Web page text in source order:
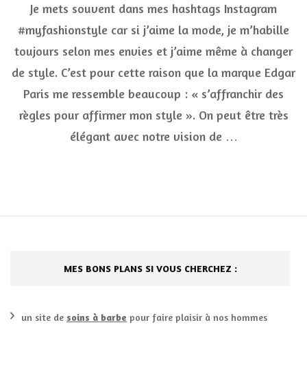
style
affirmé
en
points
Je mets souvent dans mes hashtags Instagram
#myfashionstyle car si j’aime la mode, je m’habille
toujours selon mes envies et j’aime même à changer
de style. C’est pour cette raison que la marque Edgar
Paris me ressemble beaucoup : « s’affranchir des
règles pour affirmer mon style ». On peut être très
élégant avec notre vision de …
MES BONS PLANS SI VOUS CHERCHEZ :
un site de soins à barbe pour faire plaisir à nos hommes